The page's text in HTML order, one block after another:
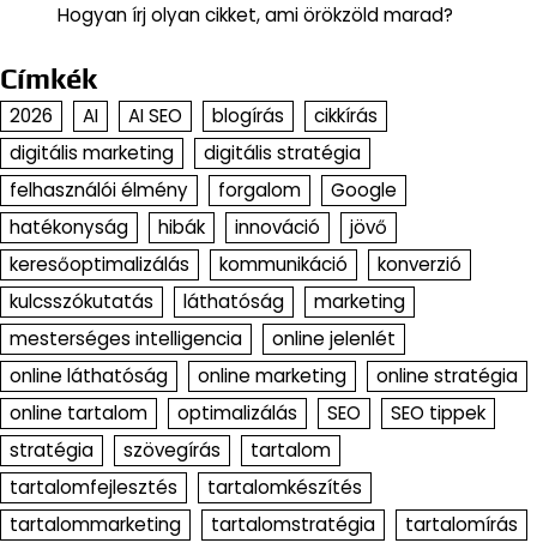
Hogyan írj olyan cikket, ami örökzöld marad?
Címkék
2026 AI AI SEO blogírás
cikkírás
digitális marketing
digitális stratégia
felhasználói élmény
forgalom
Google
hatékonyság
hibák innováció
jövő
keresőoptimalizálás
kommunikáció
konverzió
kulcsszókutatás
láthatóság
marketing
mesterséges intelligencia
online jelenlét
online láthatóság
online marketing
online stratégia
online tartalom
optimalizálás SEO
SEO tippek
stratégia
szövegírás
tartalom
tartalomfejlesztés
tartalomkészítés
tartalommarketing
tartalomstratégia
tartalomírás